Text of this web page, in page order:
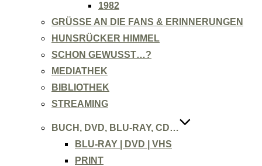
1982
GRÜSSE AN DIE FANS & ERINNERUNGEN
HUNSRÜCKER HIMMEL
SCHON GEWUSST…?
MEDIATHEK
BIBLIOTHEK
STREAMING
BUCH, DVD, BLU-RAY, CD…
BLU-RAY | DVD | VHS
PRINT